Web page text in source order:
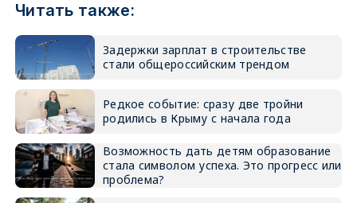
Читать также:
Задержки зарплат в строительстве
стали общероссийским трендом
Редкое событие: сразу две тройни
родились в Крыму с начала года
Возможность дать детям образование
стала символом успеха. Это прогресс или
проблема?